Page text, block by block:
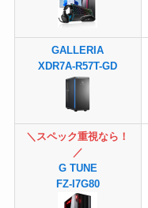
GALLERIA
XDR7A-R57T-GD
＼スペック重視なら！
／
G TUNE
FZ-I7G80